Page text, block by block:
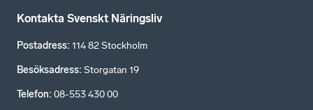
Kontakta Svenskt Näringsliv
Postadress: 114 82 Stockholm
Besöksadress: Storgatan 19
Telefon: 08-553 430 00